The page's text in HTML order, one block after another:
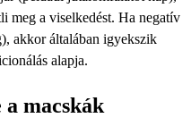
meg a viselkedést. Ha negatív
akkor általában igyekszik
alapja.
a macskák